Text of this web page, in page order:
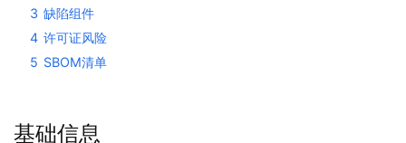
3 缺陷组件
4 许可证风险
5 SBOM清单
基础信息